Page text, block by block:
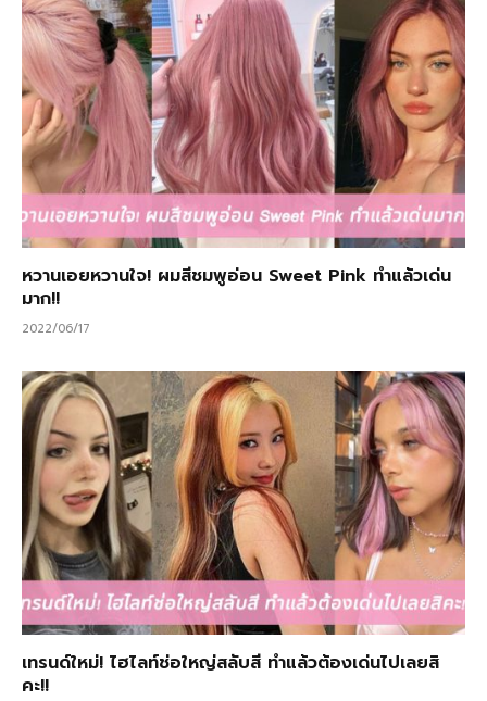
หวานเอยหวานใจ! ผมสีชมพูอ่อน Sweet Pink ทำแล้วเด่น
มาก!!
2022/06/17
เทรนด์ใหม่! ไฮไลท์ช่อใหญ่สลับสี ทำแล้วต้องเด่นไปเลยสิ
คะ!!